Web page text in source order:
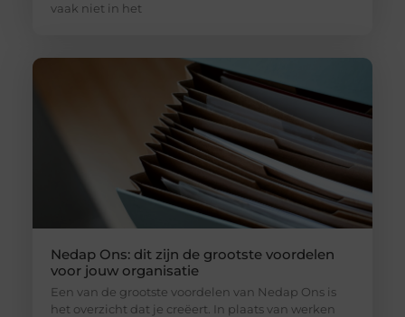
vaak niet in het
Nedap Ons: dit zijn de grootste voordelen
voor jouw organisatie
Een van de grootste voordelen van Nedap Ons is
het overzicht dat je creëert. In plaats van werken